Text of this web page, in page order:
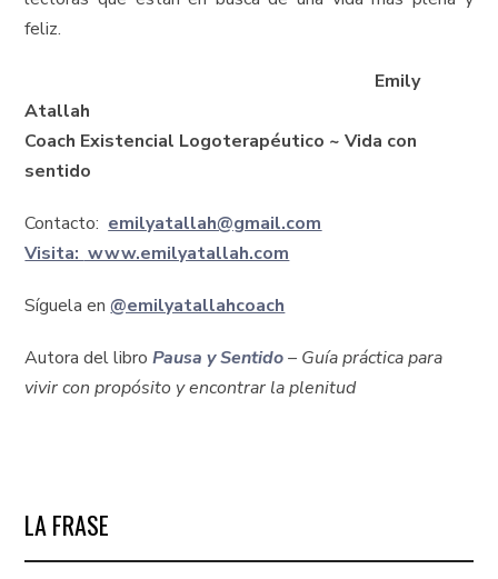
feliz.
Emily
Atallah
Coach Existencial Logoterapéutico ~Vida con
sentido
Contacto: emilyatallah@gmail.com
Visita: www.emilyatallah.com
Síguela en @emilyatallahcoach
Autora del libroPausa y Sentido– Guía práctica para
vivir con propósito y encontrar la plenitud
LA FRASE